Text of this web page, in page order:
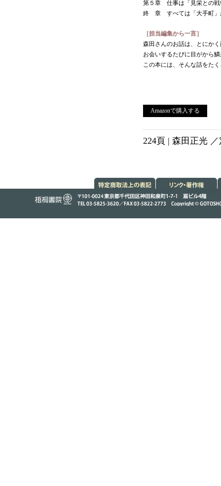
第５章 仕事は「見栄との戦
終 章 すべては「大手町」
［担当編集から一言］
森田さんのお話は、とにか
お会いするたびに目がから
この本には、そんな話をた
Amazonで購入する
224頁 | 森田正光
特定商取引法に
基づく標記
リンク・著作権
株式会社 梧桐書院（ごとうしょいん）